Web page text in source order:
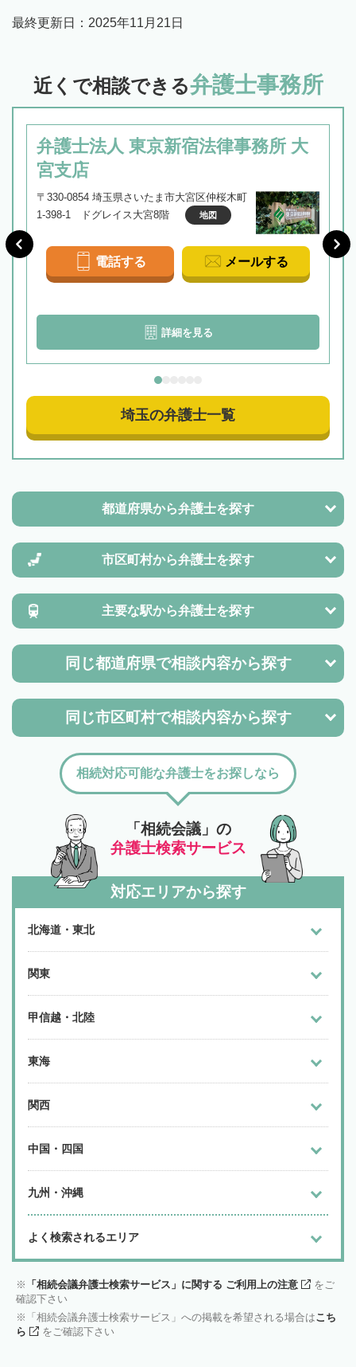
最終更新日： 2025年11月21日
近くで相談できる弁護士事務所
弁護士法人 東京新宿法律事務所 大
宮支店
〒330-0854 埼玉県さいたま市大宮区仲桜木町
1-398-1 ドグレイス大宮8階
地図
電話する メールする
詳細を見る
埼玉の弁護士一覧
都道府県から弁護士を探す
市区町村から弁護士を探す
主要な駅から弁護士を探す
同じ都道府県で相談内容から探す
同じ市区町村で相談内容から探す
「相続会議」の
弁護士検索サービス
相続対応可能な弁護士をお探しなら
対応エリアから探す
北海道・東北
関東
甲信越・北陸
東海
関西
中国・四国
九州・沖縄
よく検索されるエリア
「相続会議弁護士検索サービス」に関する ご利用上の注意
をご
確認下さい
「相続会議弁護士検索サービス」への掲載を希望される場合はこち
ら
をご確認下さい